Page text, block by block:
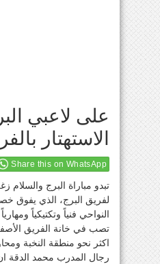
على لاعبي
الاستهتار
Share this on WhatsApp
تبدو مباراة البرج والسلام
لفريق البرج، الذي يفوق
النواحي فنياً وتكتيكياً
تصب في خانة الفريق
اكثر نحو منطقة النخبة
رجال المدرب محمد الدقة